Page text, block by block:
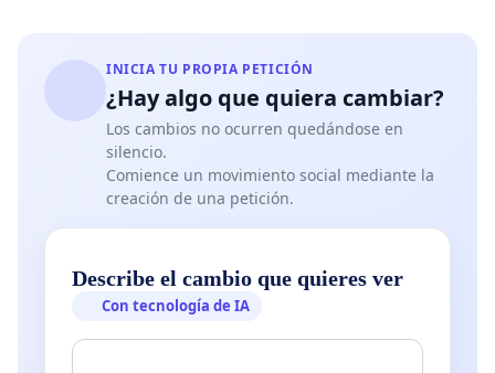
INICIA TU PROPIA PETICIÓN
¿Hay algo que quiera cambiar?
Los cambios no ocurren quedándose en
silencio.
Comience un movimiento social mediante la
creación de una petición.
Describe el cambio que quieres ver
Con tecnología de IA